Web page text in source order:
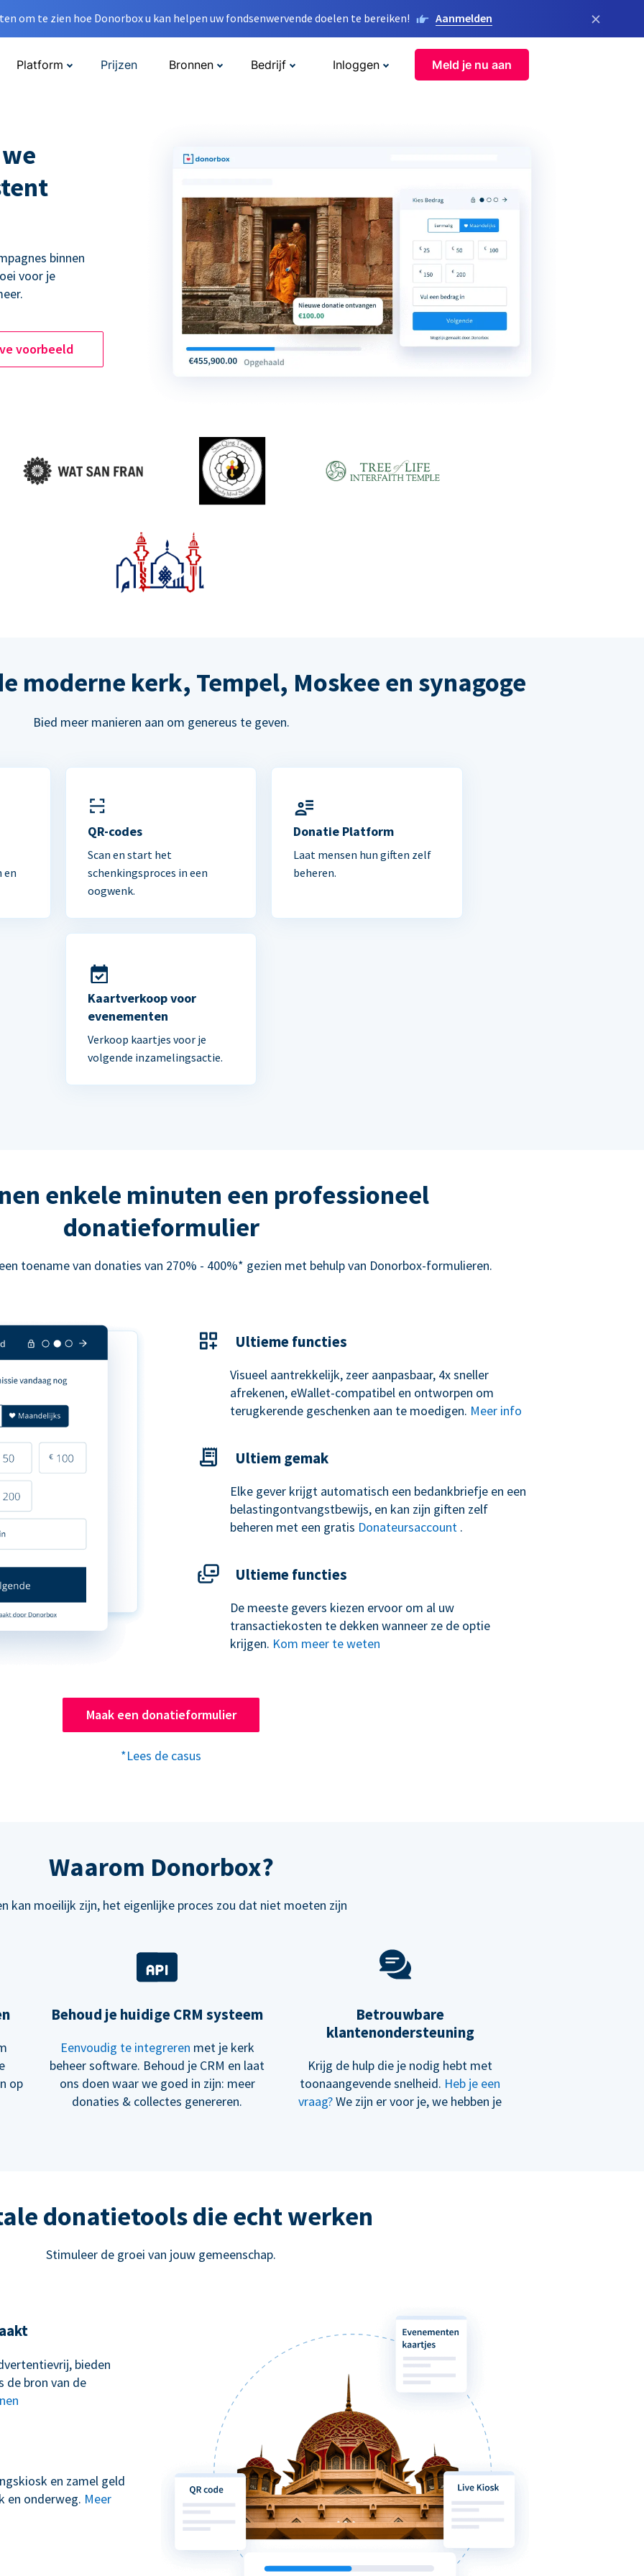
om te zien hoe Donorbox u kan helpen uw fondsenwervende doelen te bereiken! Aanmelden ×
Platform Prijzen Bronnen Bedrijf Inloggen Meld je nu aan
binnen
voor je
voorbeeld
moderne kerk, Tempel, Moskee en synagoge
Bied meer manieren aan om genereus te geven.
en
QR-codes
Scan en start het
schenkingsproces in een
oogwenk.
Donatie Platform
Laat mensen hun giften zelf
beheren.
Kaartverkoop voor
evenementen
Verkoop kaartjes voor je
volgende inzamelingsactie.
enkele minuten een professioneel
donatieformulier
toename van donaties van 270% - 400%* gezien met behulp van Donorbox-formulieren.
Ultieme functies
Visueel aantrekkelijk, zeer aanpasbaar, 4x sneller
afrekenen, eWallet-compatibel en ontworpen om
terugkerende geschenken aan te moedigen. Meer info
Ultiem gemak
Elke gever krijgt automatisch een bedankbriefje en een
belastingontvangstbewijs, en kan zijn giften zelf
beheren met een gratis Donateursaccount .
Ultieme functies
De meeste gevers kiezen ervoor om al uw
transactiekosten te dekken wanneer ze de optie
krijgen. Kom meer te weten
Maak een donatieformulier
*Lees de casus
Waarom Donorbox?
kan moeilijk zijn, het eigenlijke proces zou dat niet moeten zijn
op
Behoud je huidige CRM systeem
Eenvoudig te integreren met je kerk
beheer software. Behoud je CRM en laat
ons doen waar we goed in zijn: meer
donaties & collectes genereren.
Betrouwbare
klantenondersteuning
Krijg de hulp die je nodig hebt met
toonaangevende snelheid. Heb je een
vraag?We zijn er voor je, we hebben je
donatietools die echt werken
Stimuleer de groei van jouw gemeenschap.
bieden
de bron van de
en zamel geld
en onderweg. Meer